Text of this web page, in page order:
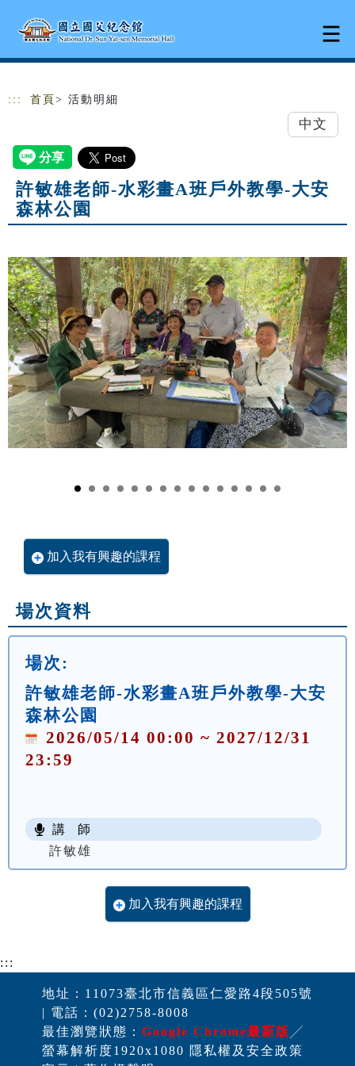
::: 首頁 > 活動明細
中文
許敏雄老師-水彩畫A班戶外教學-大安
森林公園
加入我有興趣的課程
場次資料
場次:
許敏雄老師-水彩畫A班戶外教學-大安
森林公園
2026/05/14 00:00 ~ 2027/12/31
23:59
講 師
許敏雄
加入我有興趣的課程
:::
地址：11073臺北市信義區仁愛路4段505號
| 電話：(02)2758-8008
最佳瀏覽狀態： Google Chrome最新版 ╱
螢幕解析度1920x1080 隱私權及安全政策